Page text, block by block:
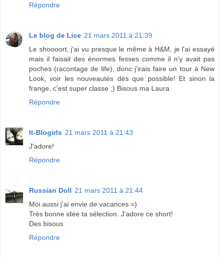
Répondre
Le blog de Lice 21 mars 2011 à 21:39
Le shoooort, j'ai vu presque le même à H&M, je l'ai essayé
mais il faisait des énormes fesses comme il n'y avait pas
poches (racontage de life), donc j'irais faire un tour à New
Look, voir les nouveautés dès que possible! Et sinon la
frange, c'est super classe ;) Bisous ma Laura
Répondre
It-Blogirls 21 mars 2011 à 21:43
J'adore!
Répondre
Russian Doll 21 mars 2011 à 21:44
Moi aussi j'ai envie de vacances =)
Très bonne idée ta sélection. J'adore ce short!
Des bisous
Répondre